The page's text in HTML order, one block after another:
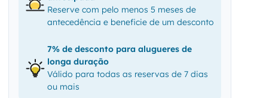
Reserve com pelo menos 5 meses de
antecedência e beneficie de um desconto
7% de desconto para alugueres de
longa duração
Válido para todas as reservas de 7 dias
ou mais